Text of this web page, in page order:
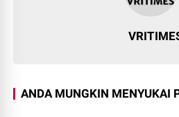
ANDA MUNGKIN MENYUKAI